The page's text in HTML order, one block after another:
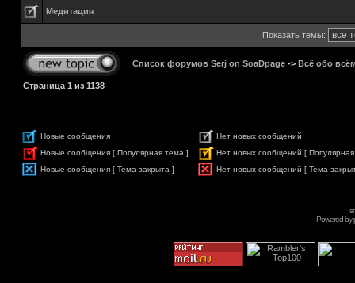
Медитация
Показать темы:
Список форумов Serj on SoaDpage -> Всё обо
Страница 1 из 1138
Новые сообщения
Нет новых сообщений
Новые сообщения [ Популярная тема ]
Нет новых сообщений [
Новые сообщения [ Тема закрыта ]
Нет новых сообщений [ Тема
Powered by